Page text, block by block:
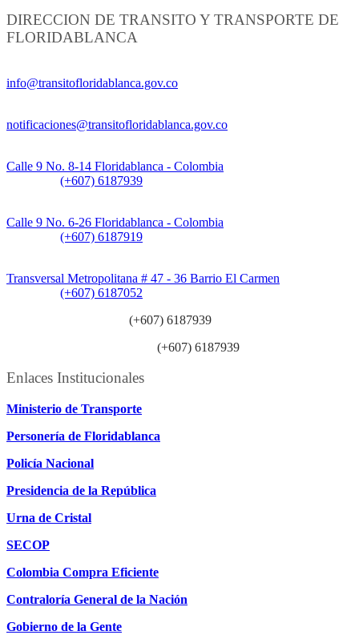
DIRECCION DE TRANSITO Y TRANSPORTE DE
FLORIDABLANCA
info@transitofloridablanca.gov.co
notificaciones@transitofloridablanca.gov.co
Calle 9 No. 8-14 Floridablanca - Colombia
(+607) 6187939
Calle 9 No. 6-26 Floridablanca - Colombia
(+607) 6187919
Transversal Metropolitana # 47 - 36 Barrio El Carmen
(+607) 6187052
(+607) 6187939
(+607) 6187939
Enlaces Institucionales
Ministerio de Transporte
Personería de Floridablanca
Policía Nacional
Presidencia de la República
Urna de Cristal
SECOP
Colombia Compra Eficiente
Contraloría General de la Nación
Gobierno de la Gente